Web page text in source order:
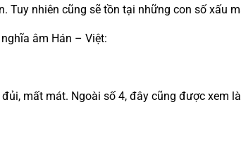
nhiên cũng sẽ tồn tại những con số xấu
âm Hán – Việt:
mất mát. Ngoài số 4, đây cũng được xem